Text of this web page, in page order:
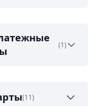
(1)
(11)